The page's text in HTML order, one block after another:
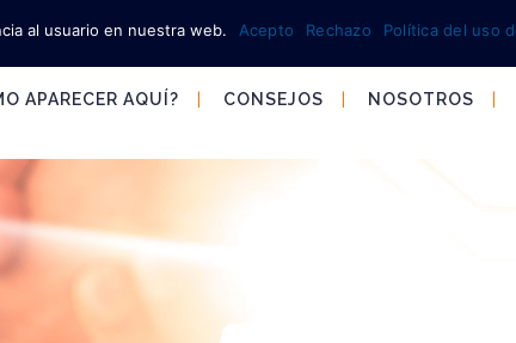
APARECER AQUÍ? CONSEJOS NOSOTROS
al usuario en nuestra web. Acepto Rechazo Política del uso